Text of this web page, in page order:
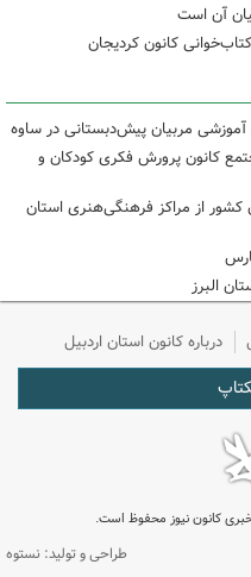
آن است
کانون کردیجان
آموزشی مربیان پیش‌دبستانی در ساوه
کانون پرورش فکری کودکان و
کشور از مراکز فرهنگی‌هنری استان
البرز
درباره کانون استان اردبیل
کانون نیوز محفوظ است.
طراحی و تولید: نستوه